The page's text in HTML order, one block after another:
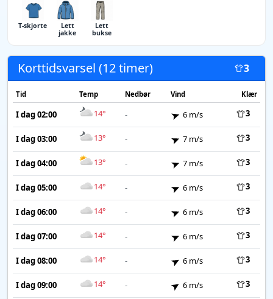
T-skjorte
Lett
jakke
Lett
bukse
Korttidsvarsel (12 timer) 3
Tid Temp Nedbør Vind Klær
I dag 02:00 14° - 6 m/s 3
I dag 03:00 13° - 7 m/s 3
I dag 04:00 13° - 7 m/s 3
I dag 05:00 14° - 6 m/s 3
I dag 06:00 14° - 6 m/s 3
I dag 07:00 14° - 6 m/s 3
I dag 08:00 14° - 6 m/s 3
I dag 09:00 14° - 6 m/s 3